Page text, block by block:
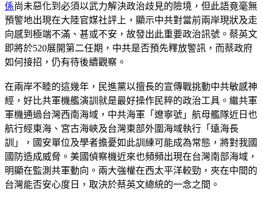
係尚未惡化到必須以武力解決政治歧見的險境，但此語竟毫無
預警地出現在大陸官媒社評上，顯示中共對當前兩岸現狀及走
向感到極端不滿、甚或不安，故發出此重要政治訊號。蔡英文
即將於520展開第二任期，中共是否預先釋放警訊，而蔡政府
如何接招，仍有待後續觀察。
在兩岸不睦的這幾年，民進黨以擅長的宣傳戰挑動中共敏感神
經，好比共軍機艦演訓就是最好操作民粹的政治工具。繼共軍
軍機通過台灣西南海域，中共海軍「遼寧號」航母艦隊近日也
航行經東海、宮古海峽及台灣東部外圍海域執行「遠海長
訓」，國安單位及學者擔憂如此訓練可能成為常態，將對我國
國防造成威脅。美國偵察機近來也頻頻出現在台灣南部海域，
明顯在監測共軍動向。兩大強權在西太平洋較勁，夾在中間的
台灣能否安心度日，取決於蔡英文總統的一念之間。